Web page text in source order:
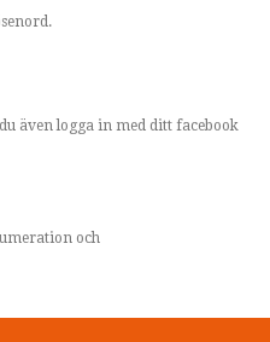
även logga in med ditt facebook
och